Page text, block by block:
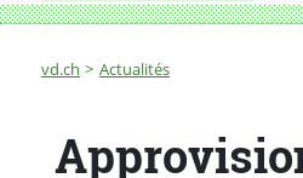
Fil d'Ariane
vd.ch Actualités
Approvisionnement en eau